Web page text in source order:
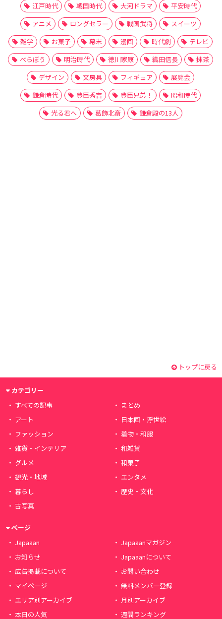
江戸時代 戦国時代 大河ドラマ
平安時代
アニメ
ロングセラー 戦国武将
スイーツ
雑学
お菓子 幕末 漫画 時代劇
テレビ
べらぼう
明治時代 徳川家康 織田信長
抹茶
デザイン
文房具 フィギュア
展覧会
鎌倉時代
豊臣秀吉 豊臣兄弟！
昭和時代
光る君へ
葛飾北斎 鎌倉殿の13人
トップに戻る
カテゴリー
すべての記事
まとめ
アート
日本画・浮世絵
ファッション
着物・和服
雑貨・インテリア
和雑貨
グルメ
和菓子
観光・地域
エンタメ
暮らし
歴史・文化
古写真
ページ
Japaaan
Japaaanマガジン
お知らせ
Japaaanについて
広告掲載について
お問い合わせ
マイページ
無料メンバー登録
エリア別アーカイブ
月別アーカイブ
本日の人気
週間ランキング